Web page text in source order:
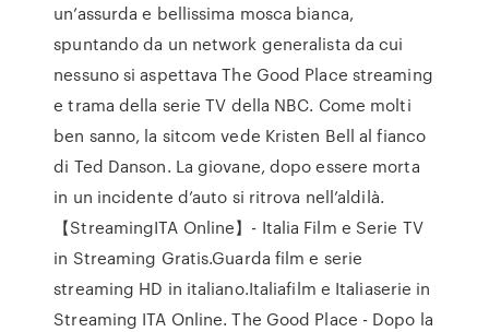
un’assurda e bellissima mosca bianca,
spuntando da un network generalista da cui
nessuno si aspettava The Good Place streaming
e trama della serie TV della NBC. Come molti
ben sanno, la sitcom vede Kristen Bell al fianco
di Ted Danson. La giovane, dopo essere morta
in un incidente d’auto si ritrova nell’aldilà.
【StreamingITA Online】- Italia Film e Serie TV
in Streaming Gratis.Guarda film e serie
streaming HD in italiano.Italiafilm e Italiaserie in
Streaming ITA Online. The Good Place - Dopo la